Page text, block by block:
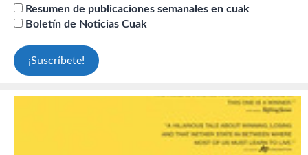
Resumen de publicaciones semanales en cuak
Boletín de Noticias Cuak